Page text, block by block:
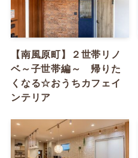
【南風原町】２世帯リノ
ベ～子世帯編～ 帰りた
くなる☆おうちカフェイ
ンテリア